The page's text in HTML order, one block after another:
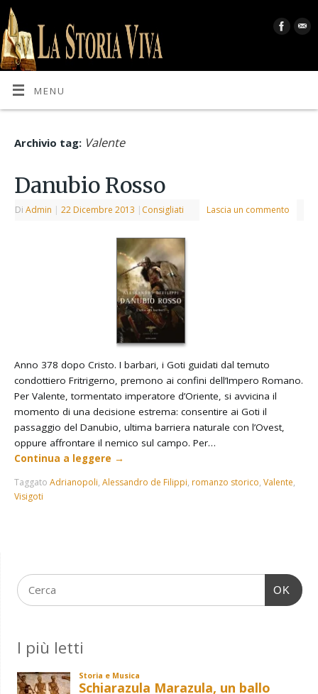
MENU
Archivio tag: Valente
Danubio Rosso
DiAdmin | 22 Dicembre 2013 | Consigliati Lascia un commento
Anno 378 dopo Cristo. I barbari, i Goti guidati dal temuto
condottiero Fritrigerno, premono ai confini dell’Impero Romano.
Per Valente, tormentato imperatore d’Oriente, si avvicina il
momento di una decisione estrema: consentire ai Goti il
passaggio del Danubio, ultima barriera naturale con l’Ovest,
oppure affrontare il nemico sul campo. Per…
Continua a leggere →
TaggatoAdrianopoli,Alessandro de Filippi, romanzo storico,Valente,
Visigoti
OK
I più letti